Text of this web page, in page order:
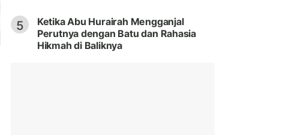
5
Ketika Abu Hurairah Mengganjal
Perutnya dengan Batu dan Rahasia
Hikmah di Baliknya